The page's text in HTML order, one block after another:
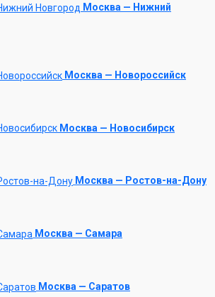
Москва — Нижний
Москва — Новороссийск
Москва — Новосибирск
Москва — Ростов-на-Дону
Москва — Самара
Москва — Саратов